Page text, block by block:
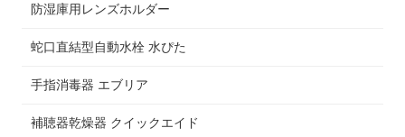
防湿庫用レンズホルダー
蛇口直結型自動水栓 水ぴた
手指消毒器 エブリア
補聴器乾燥器 クイックエイド